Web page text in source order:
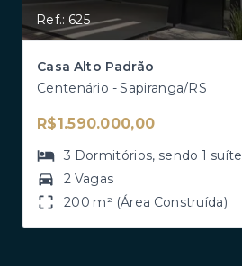
Ref.: 625
Casa Alto Padrão
Centenário - Sapiranga/RS
R$1.590.000,00
3 Dormitórios, sendo1 suíte
2 Vagas
200 m² (Área Construída)